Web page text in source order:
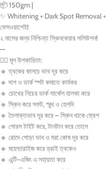
📦150gm |
✨ Whitening + Dark Spot Removal
ফেসওয়াশেই!
২ মাসের জন্য নিশ্চিন্ত স্কিনকেয়ার সলিউশন!
—
💁‍♀️ মূল উপকারিতা:
🔹 ত্বকের কালচে ভাব দূর করে
🔹 দাগ ও ডার্ক স্পট কমাতে কার্যকর
🔹 চোখের নিচের ডার্ক সার্কেল হালকা করে
🔹 স্কিন করে সফট, স্মুথ ও হেলদি
🔹 তৈলাক্তভাব দূর করে – স্কিন থাকে ফ্রেশ
🔹 পোরস টাইট করে, টানটান করে তোলে
🔹 রোদে পোড়া ভাব ও মরা কোষ দূর করে
🔹 ময়েশ্চারাইজ করে ড্রাই ত্বকেও
🔹 এন্টি-এজিং এ সহায়তা করে